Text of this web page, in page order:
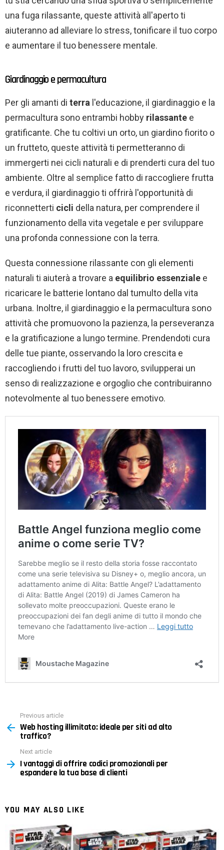
una fuga rilassante, queste attività all'aperto ti
aiuteranno ad alleviare lo stress, tonificare il tuo corpo
e aumentare il tuo benessere mentale.
Giardinaggio e permacultura
Per gli amanti di terra l'educazione, il giardinaggio e la
permacultura sono entrambi hobby rilassante e
gratificante. Che tu coltivi un orto, un giardino fiorito o
un frutteto, queste attività ti permetteranno di
immergerti nei cicli naturali e di prenderti cura del tuo
ambiente. Oltre al semplice fatto di raccogliere frutta
e verdura, il giardinaggio ti offrirà l'opportunità di
riconnetterti cicli della natura, per comprendere il
funzionamento della vita vegetale e per sviluppare
una profonda connessione con la terra.
Questa connessione rilassante con gli elementi
naturali ti aiuterà a trovare a equilibrio essenziale e
ricaricare le batterie lontano dal tumulto della vita
urbana. Inoltre, il giardinaggio e la permacultura sono
attività che promuovono la pazienza, la perseveranza
e la gratificazione a lungo termine. Prendendoti cura
delle tue piante, osservando la loro crescita e
raccogliendo i frutti del tuo lavoro, svilupperai un
senso di realizzazione e orgoglio che contribuiranno
notevolmente al tuo benessere emotivo.
more
Previous article
Web hosting illimitato: ideale per siti ad alto
traffico?
Next article
I vantaggi di offrire codici promozionali per
espandere la tua base di clienti
YOU MAY ALSO LIKE